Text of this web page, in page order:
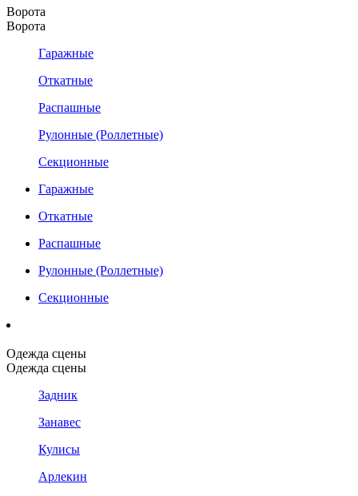
Ворота
Ворота
Гаражные
Откатные
Распашные
Рулонные (Роллетные)
Секционные
Гаражные
Откатные
Распашные
Рулонные (Роллетные)
Секционные
Одежда сцены
Одежда сцены
Задник
Занавес
Кулисы
Арлекин